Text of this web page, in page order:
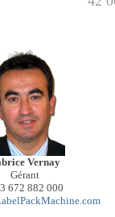
Vernay
Gérant
672 882 000